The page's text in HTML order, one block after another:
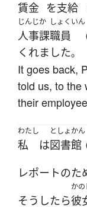
賃金 を支給
じんじか
人事課
しょくいん
職員
くれました。
It goes back,
told us, to the
their
わたし
私 は
としょかん
図書館
レポートのた
そうしたら
かの
彼